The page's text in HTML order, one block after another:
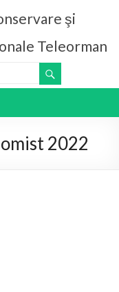
şi
Teleorman
2022